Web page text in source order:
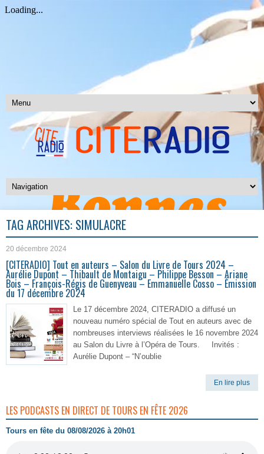
TAG ARCHIVES: SIMULACRE
20 décembre 2024
[CITERADIO] Tout en auteurs – Salon du Livre de Tours 2024 –
Aurélie Dupont – Thibault de Montaigu – Philippe Besson – Ariane
Bois – François-Régis de Guenyveau – Emmanuelle Cosso – Émission
du 17 décembre 2024
Le 17 décembre 2024, CITERADIO a diffusé un
nouveau numéro spécial de Tout en auteurs avec de
nombreuses interviews réalisées le 16 novembre 2024
au Salon du Livre à l’Opéra de Tours. Invités :
Aurélie Dupont – “N’oublie
En lire plus
LES PODCASTS EN DIRECT DE TOURS EN FÊTE 2026
Tours en fête du 08/08/2026 à 20h01